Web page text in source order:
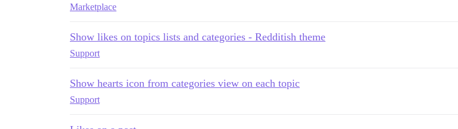
Marketplace
Show likes on topics lists and categories - Redditish theme
Support
Show hearts icon from categories view on each topic
Support